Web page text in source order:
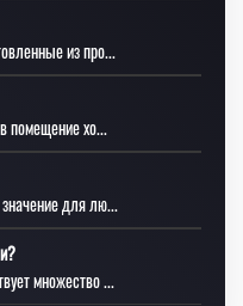
из про...
помещение хо...
для лю...
множество ...